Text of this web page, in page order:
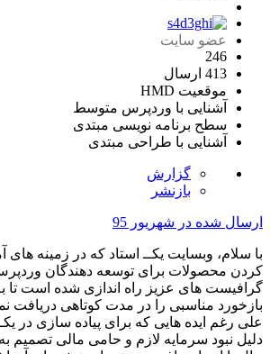
عضو سایت
246
413 ارسال
موقعیت HMD
آشنایی با وردپرس متوسط
سطح برنامه نویسی مبتدی
آشنایی با طراحی مبتدی
گزارش
بازنشر
ارسال شده در شهریور 95
با سلام، وبسایت یکــ استاد که در زمینه های
کردن محصولات برای توسعه دهندگان
گرافیست های عزیز راه اندازی شده است تا
بازخورد مناسبی را در مدت کوتاهی دریافت
علی رغم ایده هایی که برای پیاده سازی در
دلیل نبود سرمایه لازم و حامی مالی تصمیم